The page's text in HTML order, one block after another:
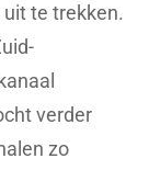
te trekken.
verder
zo